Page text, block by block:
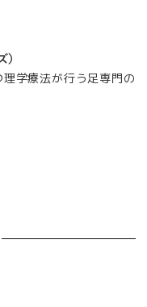
）
学療法が行う足専門の